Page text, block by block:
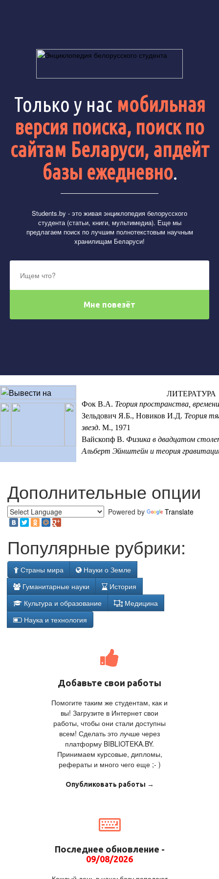
Только у нас мобильная
версия поиска, поиск по
сайтам Беларуси, апдейт
базы ежедневно.
Students.by - это живая энциклопедия белорусского
студента (статьи, книги, мультимедиа). Еще мы
предлагаем поиск по лучшим полнотекстовым научным
хранилищам Беларуси!
ЛИТЕРАТУРА
Фок В.А. Теория пространства,
Зельдович Я.Б., Новиков И.Д. Теория
звезд. М., 1971
Вайскопф В. Физика в двадцатом
Альберт Эйнштейн и теория
Дополнительные опции
Powered by Translate
Популярные рубрики:
Страны мира
Науки о Земле
Гуманитарные науки
История
Культура и образование
Медицина
Наука и технология
Добавьте свои работы
Помогите таким же студентам, как и
вы! Загрузите в Интернет свои
работы, чтобы они стали доступны
всем! Сделать это лучше через
платформу BIBLIOTEKA.BY.
Принимаем курсовые, дипломы,
рефераты и много чего еще ;- )
Опубликовать работы →
Последнее обновление -
09/08/2026